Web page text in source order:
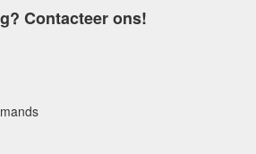
Contacteer ons!